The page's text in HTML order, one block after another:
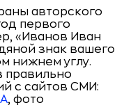
авторского
первого
«Иванов Иван
знак вашего
нижнем углу.
правильно
с сайтов СМИ:
, фото